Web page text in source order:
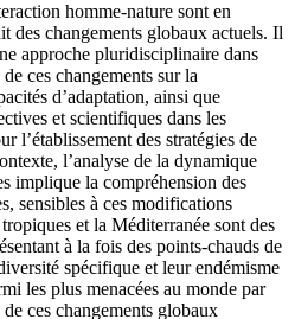
homme-nature sont en
des changements globaux actuels. Il
approche pluridisciplinaire dans
ces changements sur la
d’adaptation, ainsi que
et scientifiques dans les
l’établissement des stratégies de
l’analyse de la dynamique
implique la compréhension des
sensibles à ces modifications
et la Méditerranée sont des
à la fois des points-chauds de
spécifique et leur endémisme
les plus menacées au monde par
ces changements globaux